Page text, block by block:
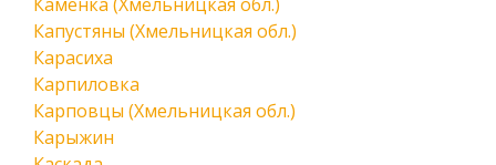
Капустяны (Хмельницкая обл.)
Карасиха
Карпиловка
Карповцы (Хмельницкая обл.)
Карыжин